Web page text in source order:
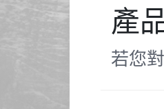
產
若您